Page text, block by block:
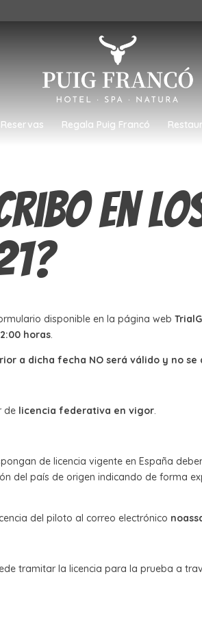
Reservas Regala Puig Francó
en
disponible en la página web
horas.
a dicha fecha NO será válido y no
de licencia federativa en vigor.
de licencia vigente en España
del país de origen indicando de forma
del piloto al correo electrónico
tramitar la licencia para la prueba a